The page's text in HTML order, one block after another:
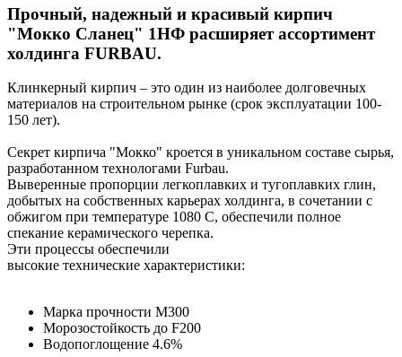
Прочный, надежный и красивый кирпич
"Мокко Сланец" 1НФ расширяет ассортимент
холдинга FURBAU.
Клинкерный кирпич – это один из наиболее долговечных
материалов на строительном рынке (срок эксплуатации 100-
150 лет).
Секрет кирпича "Мокко" кроется в уникальном составе сырья,
разработанном технологами Furbau.
Выверенные пропорции легкоплавких и тугоплавких глин,
добытых на собственных карьерах холдинга, в сочетании с
обжигом при температуре 1080 С, обеспечили полное
спекание керамического черепка.
Эти процессы обеспечили
высокие технические характеристики:
Марка прочности М300
Морозостойкость до F200
Водопоглощение 4.6%